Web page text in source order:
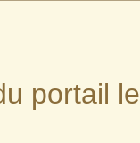
portail